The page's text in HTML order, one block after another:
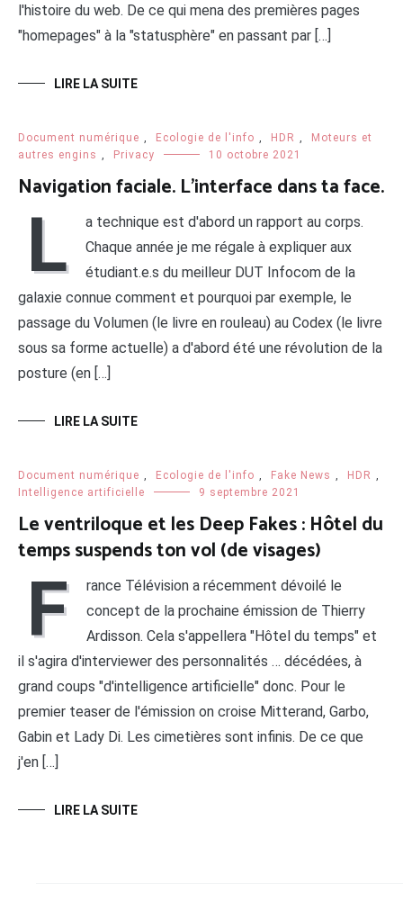
l'histoire du web. De ce qui mena des premières pages
"homepages" à la "statusphère" en passant par […]
LIRE LA SUITE
Document numérique Ecologie de l'info HDR
Moteurs et
autres engins
Privacy 10 octobre 2021
Navigation faciale. L’interface dans ta face.
L
a technique est d'abord un rapport au corps.
Chaque année je me régale à expliquer aux
étudiant.e.s du meilleur DUT Infocom de la
galaxie connue comment et pourquoi par exemple, le
passage du Volumen (le livre en rouleau) au Codex (le livre
sous sa forme actuelle) a d'abord été une révolution de la
posture (en […]
LIRE LA SUITE
Document numérique Ecologie de l'info Fake News HDR
Intelligence artificielle
9 septembre 2021
Le ventriloque et les Deep Fakes : Hôtel du
temps suspends ton vol (de visages)
F
rance Télévision a récemment dévoilé le
concept de la prochaine émission de Thierry
Ardisson. Cela s'appellera "Hôtel du temps" et
il s'agira d'interviewer des personnalités … décédées, à
grand coups "d'intelligence artificielle" donc. Pour le
premier teaser de l'émission on croise Mitterand, Garbo,
Gabin et Lady Di. Les cimetières sont infinis. De ce que
j'en […]
LIRE LA SUITE